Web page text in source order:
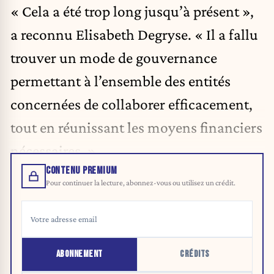
« Cela a été trop long jusqu’à présent »,
a reconnu Elisabeth Degryse. « Il a fallu
trouver un mode de gouvernance
permettant à l’ensemble des entités
concernées de collaborer efficacement,
tout en réunissant les moyens financiers
nécessaires. »
CONTENU PREMIUM
Pour continuer la lecture, abonnez-vous ou utilisez un crédit.
ABONNEMENT CRÉDITS